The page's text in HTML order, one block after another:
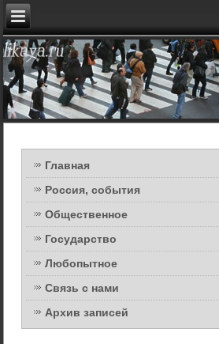
Главная
Россия, события
Общественное
Государство
Любопытное
Связь с нами
Архив записей